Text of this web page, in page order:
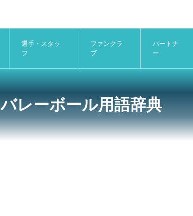
選手・スタッ
フ
ファンクラ
ブ
パートナ
ー
バレーボール用語辞典